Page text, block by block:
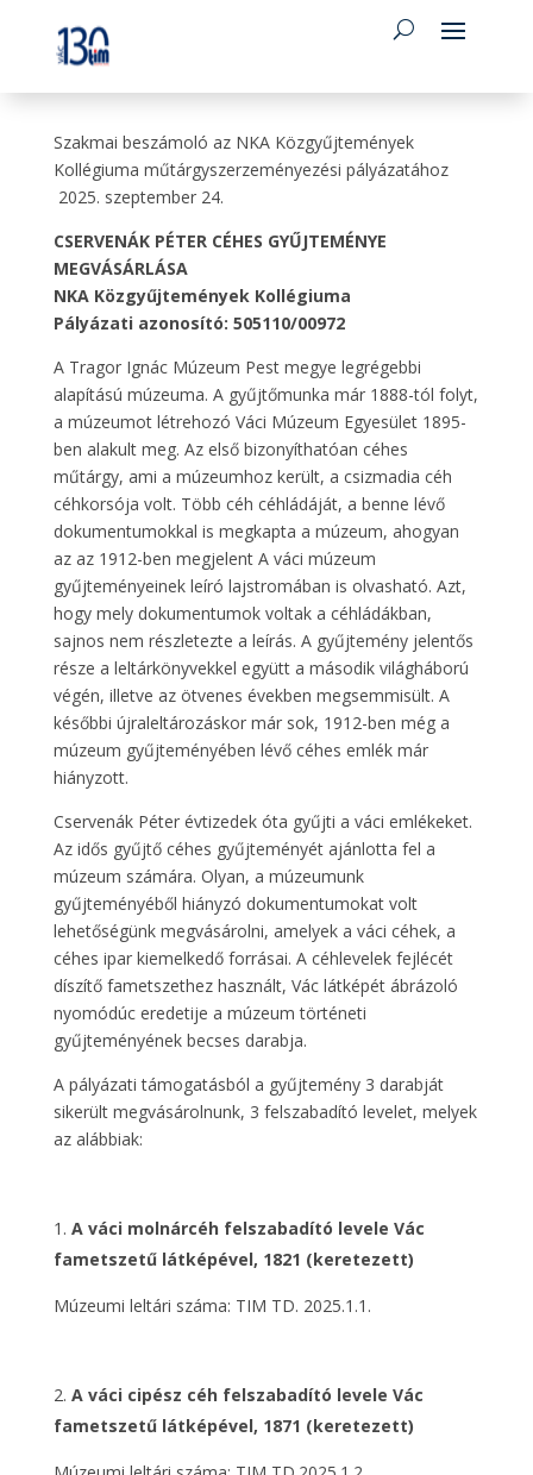
Szakmai beszámoló az NKA Közgyűjtemények
Kollégiuma műtárgyszerzeményezési pályázatához
2025. szeptember 24.
CSERVENÁK PÉTER CÉHES GYŰJTEMÉNYE
MEGVÁSÁRLÁSA
NKA Közgyűjtemények Kollégiuma
Pályázati azonosító: 505110/00972
A Tragor Ignác Múzeum Pest megye legrégebbi
alapítású múzeuma. A gyűjtőmunka már 1888-tól folyt,
a múzeumot létrehozó Váci Múzeum Egyesület 1895-
ben alakult meg. Az első bizonyíthatóan céhes
műtárgy, ami a múzeumhoz került, a csizmadia céh
céhkorsója volt. Több céh céhládáját, a benne lévő
dokumentumokkal is megkapta a múzeum, ahogyan
az az 1912-ben megjelent A váci múzeum
gyűjteményeinek leíró lajstromában is olvasható. Azt,
hogy mely dokumentumok voltak a céhládákban,
sajnos nem részletezte a leírás. A gyűjtemény jelentős
része a leltárkönyvekkel együtt a második világháború
végén, illetve az ötvenes években megsemmisült. A
későbbi újraleltározáskor már sok, 1912-ben még a
múzeum gyűjteményében lévő céhes emlék már
hiányzott.
Cservenák Péter évtizedek óta gyűjti a váci emlékeket.
Az idős gyűjtő céhes gyűjteményét ajánlotta fel a
múzeum számára. Olyan, a múzeumunk
gyűjteményéből hiányzó dokumentumokat volt
lehetőségünk megvásárolni, amelyek a váci céhek, a
céhes ipar kiemelkedő forrásai. A céhlevelek fejlécét
díszítő fametszethez használt, Vác látképét ábrázoló
nyomódúc eredetije a múzeum történeti
gyűjteményének becses darabja.
A pályázati támogatásból a gyűjtemény 3 darabját
sikerült megvásárolnunk, 3 felszabadító levelet, melyek
az alábbiak:
A váci molnárcéh felszabadító levele Vác
fametszetű látképével, 1821 (keretezett)
Múzeumi leltári száma: TIM TD. 2025.1.1.
A váci cipész céh felszabadító levele Vác
fametszetű látképével, 1871 (keretezett)